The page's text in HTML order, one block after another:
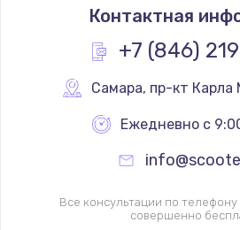
1200 руб.
Заказать
Замена
700 руб.
Контактная
+7 (846)
Самара, пр-кт Карла
Ежедневно с
Все консультации по
совершенно